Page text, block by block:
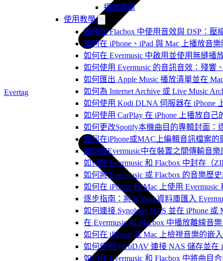
播放清單
使用教學
如何在 Flacbox 中使用音效與 DSP：壓
如何在 iPhone、iPad 與 Mac 上播放音
如何在 Evermusic 中啟用並使用無縫播
如何使用 Evermusic 的音訊音效：殘
如何匯出 Apple Music 播放清單並在
如何為 Internet Archive 或 Live Music
如何使用 Kodi DLNA 伺服器在 iPhone
如何使用 CarPlay 在 iPhone 上播放自己
如何更改Spotify本機曲目的專輯封面：
如何在iPhone或MAC上編輯音訊檔案的
如何在Evermusic中在裝置之間傳輸音
如何在 Evermusic 和 Flacbox 中封存（
如何將 Evermusic 或 Flacbox 的音樂歷
如何在 iPhone 和 Mac 上使用
逐步指南：將 iCloud 資料庫匯入
如何連接 Synology NAS 並在 iPhone 或
在 Evermusic 和 Flacbox 中播放離線音
如何在 iPhone 或 Mac 上檢視音樂的嵌
如何使用 WebDAV 連接 NAS 儲存並在
如何在 Evermusic 和 Flacbox 中將曲目
Evertag